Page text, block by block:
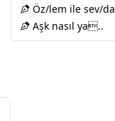
Öz/lem ile sev/da
Aşk nasıl ya..